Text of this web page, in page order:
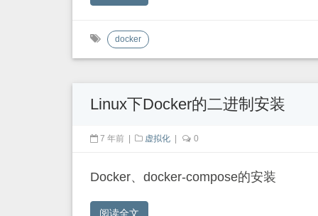
docker
Linux下Docker的二进制安装
7 年前 虚拟化 0
Docker、docker-compose的安装
阅读全文